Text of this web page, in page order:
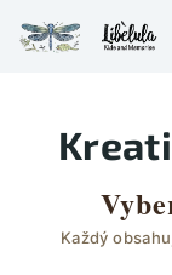
na
obsah
Každý